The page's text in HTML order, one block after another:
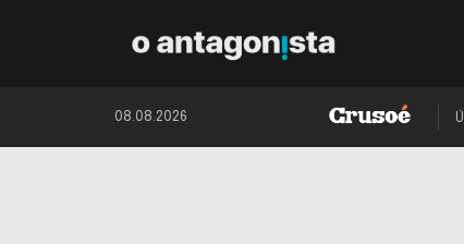
08.08.2026